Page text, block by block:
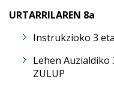
URTARRILAREN 8a
Instrukzioko 3
Lehen Auzialdiko
ZULUP